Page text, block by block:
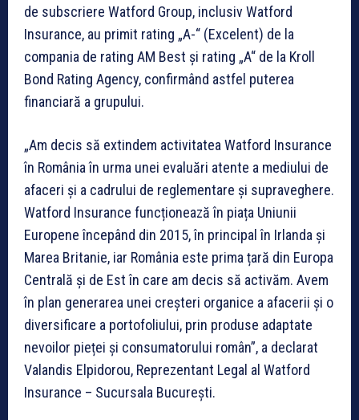
de subscriere Watford Group, inclusiv Watford
Insurance, au primit rating „A-“ (Excelent) de la
compania de rating AM Best și rating „A“ de la Kroll
Bond Rating Agency, confirmând astfel puterea
financiară a grupului.
„Am decis să extindem activitatea Watford Insurance
în România în urma unei evaluări atente a mediului de
afaceri și a cadrului de reglementare și supraveghere.
Watford Insurance funcționează în piața Uniunii
Europene începând din 2015, în principal în Irlanda și
Marea Britanie, iar România este prima țară din Europa
Centrală și de Est în care am decis să activăm. Avem
în plan generarea unei creșteri organice a afacerii și o
diversificare a portofoliului, prin produse adaptate
nevoilor pieței și consumatorului român”, a declarat
Valandis Elpidorou, Reprezentant Legal al Watford
Insurance – Sucursala București.